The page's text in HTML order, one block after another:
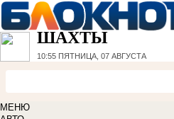
ШАХТЫ
10:55 ПЯТНИЦА, 07 АВГУСТА
МЕНЮ